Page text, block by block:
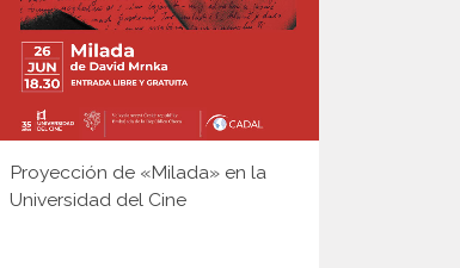
Proyección de «Milada» en la
Universidad del Cine